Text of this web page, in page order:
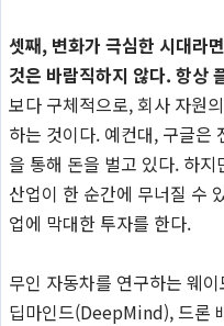
셋째, 변화가 극심한 시대라
것은 바람직하지 않다. 항상
보다 구체적으로, 회사 자원
하는 것이다. 예컨대, 구글은
을 통해 돈을 벌고 있다. 하
산업이 한 순간에 무너질 수
업에 막대한 투자를 한다.
무인 자동차를 연구하는 웨
딥마인드(DeepMind), 드론